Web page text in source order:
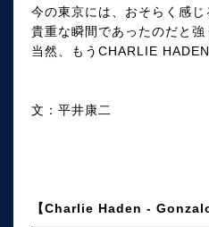
今の東京には、おそらく感
貴重な瞬間であったのだと強
当然、もうCHARLIE
文：平井康二
【Charlie Haden -